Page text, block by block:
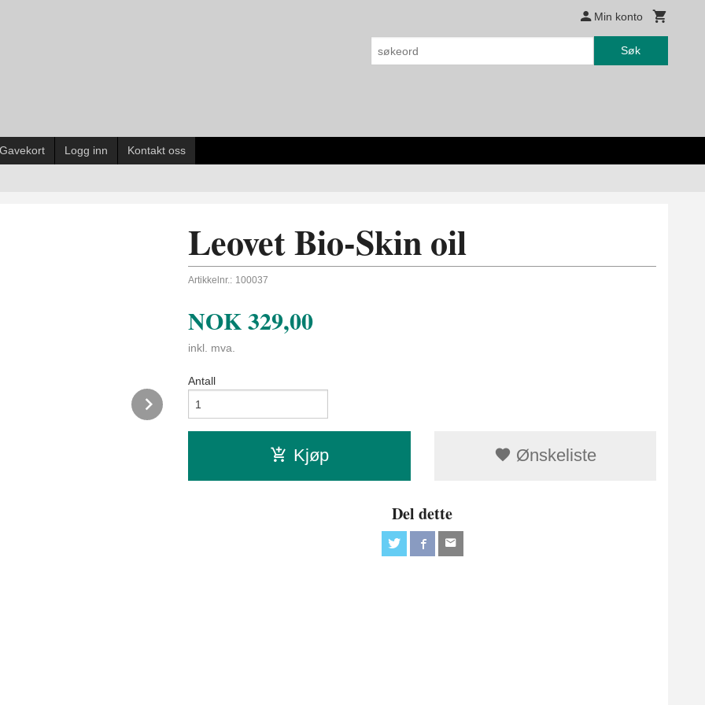
Min konto
Søk
Gavekort Logg inn Kontakt oss
Next
Leovet Bio-Skin oil
Artikkelnr.: 100037
NOK329,00
inkl. mva.
Antall
Kjøp Ønskeliste
Del dette